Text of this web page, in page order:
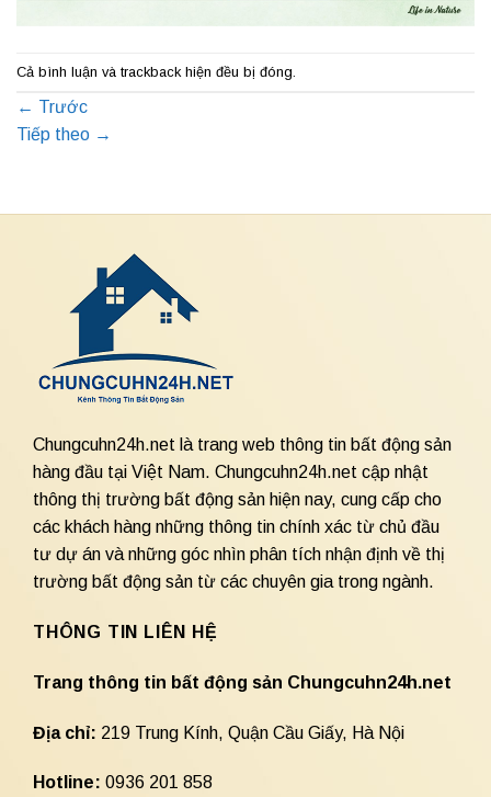
Cả bình luận và trackback hiện đều bị đóng.
← Trước
Tiếp theo →
Chungcuhn24h.net là trang web thông tin bất động sản
hàng đầu tại Việt Nam. Chungcuhn24h.net cập nhật
thông thị trường bất động sản hiện nay, cung cấp cho
các khách hàng những thông tin chính xác từ chủ đầu
tư dự án và những góc nhìn phân tích nhận định về thị
trường bất động sản từ các chuyên gia trong ngành.
THÔNG TIN LIÊN HỆ
Trang thông tin bất động sản Chungcuhn24h.net
Địa chỉ: 219 Trung Kính, Quận Cầu Giấy, Hà Nội
Hotline: 0936 201 858